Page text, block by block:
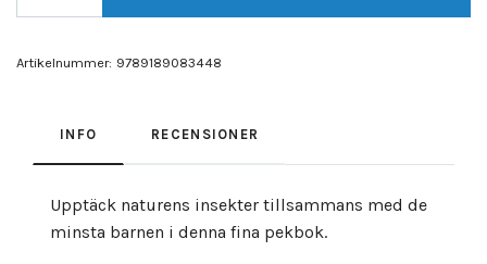
Artikelnummer: 9789189083448
INFO RECENSIONER
Upptäck naturens insekter tillsammans med de
minsta barnen i denna fina pekbok.